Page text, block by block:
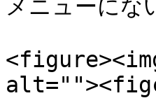
メニューに